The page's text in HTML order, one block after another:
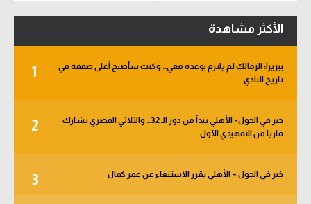
الأكثر مشاهدة
1
بيزيرا: الزمالك لم يلتزم بوعده معي.. وكنت سأصبح أغلى صفقة في
تاريخ النادي
2
خبر في الجول - الأهلي يبدأ من دور الـ 32.. والثلاثي المصري يشارك
قاريا من التمهيدي الأول
3 خبر في الجول – الأهلي يقرر الاستنغاء عن عمر كمال